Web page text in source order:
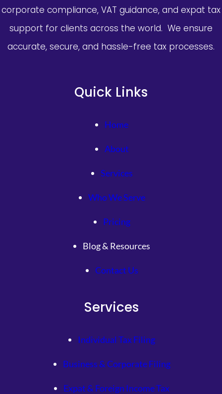
corporate compliance, VAT guidance, and expat tax
support for clients across the world. We ensure
accurate, secure, and hassle-free tax processes.
Quick Links
Home
About
Services
Who We Serve
Pricing
Blog & Resources
Contact Us
Services
Individual Tax Filing
Business & Corporate Filing
Expat & Foreign Income Tax